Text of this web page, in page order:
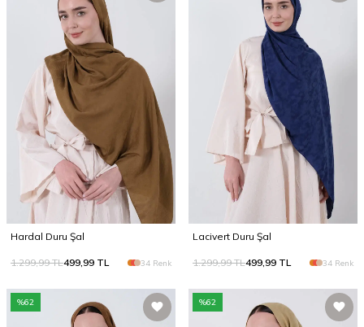
Hardal Duru Şal
1.299,99TL499,99 TL 34 Renk
Lacivert Duru Şal
1.299,99TL499,99 TL 34 Renk
%62 %62